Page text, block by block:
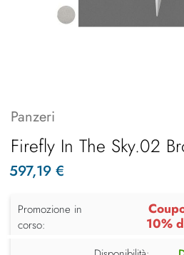
Panzeri
Firefly In The Sky.02
597,19 €
Promozione in
corso:
10%